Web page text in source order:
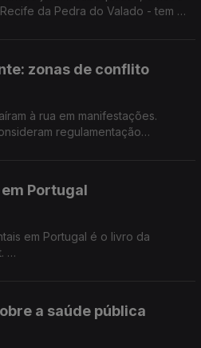
da Pedra do Valado - tem o
zonas de conflito
à rua em manifestações.
regulamentação
Portugal
em Portugal é o livro da
a saúde pública